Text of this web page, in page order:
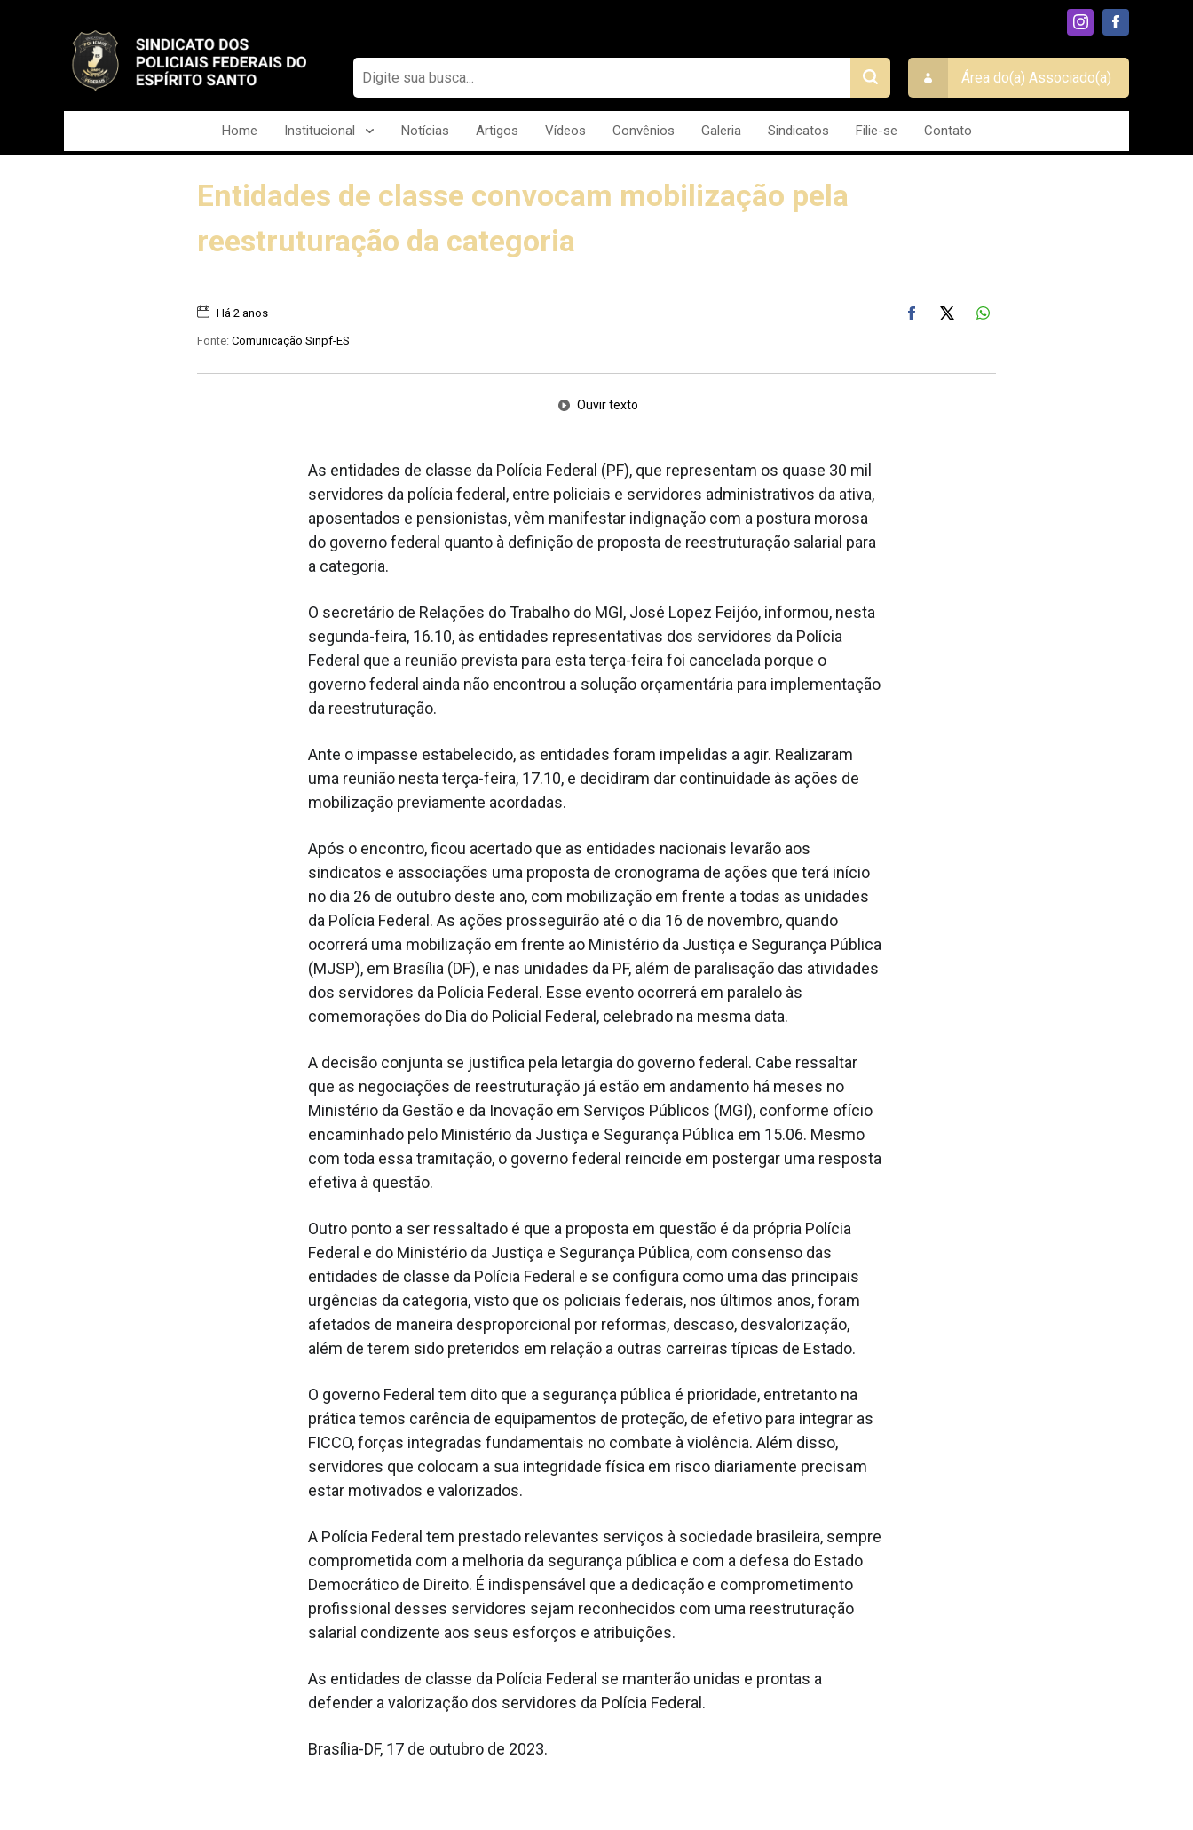
Área do(a) Associado(a)
Home Institucional Notícias Artigos Vídeos Convênios Galeria Sindicatos Filie-se Contato
Entidades de classe convocam mobilização pela
reestruturação da categoria
Há 2 anos
Fonte: Comunicação Sinpf-ES
Ouvir texto
As entidades de classe da Polícia Federal (PF), que representam os quase 30 mil
servidores da polícia federal, entre policiais e servidores administrativos da ativa,
aposentados e pensionistas, vêm manifestar indignação com a postura morosa
do governo federal quanto à definição de proposta de reestruturação salarial para
a categoria.
O secretário de Relações do Trabalho do MGI, José Lopez Feijóo, informou, nesta
segunda-feira, 16.10, às entidades representativas dos servidores da Polícia
Federal que a reunião prevista para esta terça-feira foi cancelada porque o
governo federal ainda não encontrou a solução orçamentária para implementação
da reestruturação.
Ante o impasse estabelecido, as entidades foram impelidas a agir. Realizaram
uma reunião nesta terça-feira, 17.10, e decidiram dar continuidade às ações de
mobilização previamente acordadas.
Após o encontro, ficou acertado que as entidades nacionais levarão aos
sindicatos e associações uma proposta de cronograma de ações que terá início
no dia 26 de outubro deste ano, com mobilização em frente a todas as unidades
da Polícia Federal. As ações prosseguirão até o dia 16 de novembro, quando
ocorrerá uma mobilização em frente ao Ministério da Justiça e Segurança Pública
(MJSP), em Brasília (DF), e nas unidades da PF, além de paralisação das atividades
dos servidores da Polícia Federal. Esse evento ocorrerá em paralelo às
comemorações do Dia do Policial Federal, celebrado na mesma data.
A decisão conjunta se justifica pela letargia do governo federal. Cabe ressaltar
que as negociações de reestruturação já estão em andamento há meses no
Ministério da Gestão e da Inovação em Serviços Públicos (MGI), conforme ofício
encaminhado pelo Ministério da Justiça e Segurança Pública em 15.06. Mesmo
com toda essa tramitação, o governo federal reincide em postergar uma resposta
efetiva à questão.
Outro ponto a ser ressaltado é que a proposta em questão é da própria Polícia
Federal e do Ministério da Justiça e Segurança Pública, com consenso das
entidades de classe da Polícia Federal e se configura como uma das principais
urgências da categoria, visto que os policiais federais, nos últimos anos, foram
afetados de maneira desproporcional por reformas, descaso, desvalorização,
além de terem sido preteridos em relação a outras carreiras típicas de Estado.
O governo Federal tem dito que a segurança pública é prioridade, entretanto na
prática temos carência de equipamentos de proteção, de efetivo para integrar as
FICCO, forças integradas fundamentais no combate à violência. Além disso,
servidores que colocam a sua integridade física em risco diariamente precisam
estar motivados e valorizados.
A Polícia Federal tem prestado relevantes serviços à sociedade brasileira, sempre
comprometida com a melhoria da segurança pública e com a defesa do Estado
Democrático de Direito. É indispensável que a dedicação e comprometimento
profissional desses servidores sejam reconhecidos com uma reestruturação
salarial condizente aos seus esforços e atribuições.
As entidades de classe da Polícia Federal se manterão unidas e prontas a
defender a valorização dos servidores da Polícia Federal.
Brasília-DF, 17 de outubro de 2023.